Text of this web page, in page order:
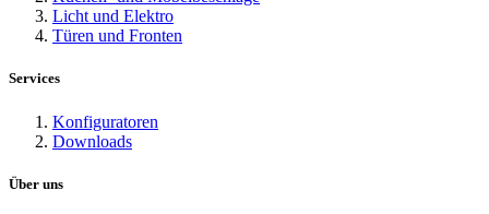
Licht und Elektro
Türen und Fronten
Services
Konfiguratoren
Downloads
Über uns